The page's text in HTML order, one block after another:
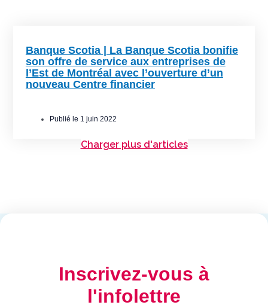
Banque Scotia | La Banque Scotia bonifie
son offre de service aux entreprises de
l’Est de Montréal avec l’ouverture d’un
nouveau Centre financier
Publié le 1 juin 2022
Charger plus d'articles
Inscrivez-vous à
l'infolettre